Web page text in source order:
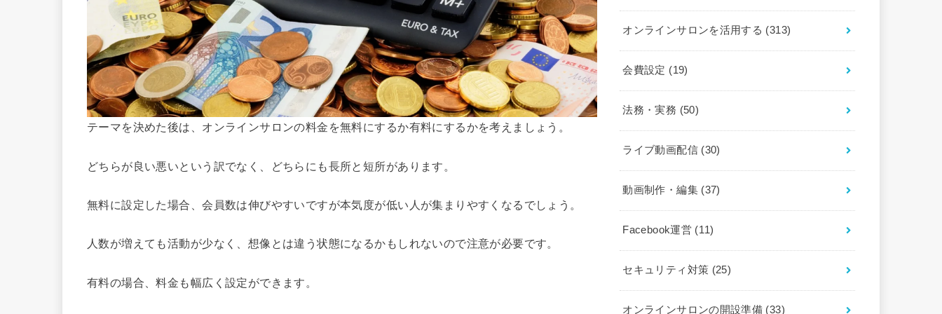
テーマを決めた後は、オンラインサロンの料金を無料にするか有料にするかを考えましょう。
どちらが良い悪いという訳でなく、どちらにも長所と短所があります。
無料に設定した場合、会員数は伸びやすいですが本気度が低い人が集まりやすくなるでしょう。
人数が増えても活動が少なく、想像とは違う状態になるかもしれないので注意が必要です。
有料の場合、料金も幅広く設定ができます。
オンラインサロンを活用する (313)
会費設定 (19)
法務・実務 (50)
ライブ動画配信 (30)
動画制作・編集 (37)
Facebook運営 (11)
セキュリティ対策 (25)
オンラインサロンの開設準備 (33)